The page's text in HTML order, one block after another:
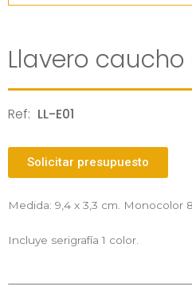
Llavero caucho
Ref: LL-E01
Solicitar presupuesto
Medida: 9,4 x 3,3 cm. Monocolor
Incluye serigrafía 1 color.